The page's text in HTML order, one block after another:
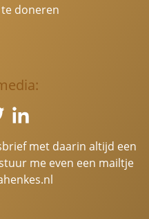
doneren
met daarin altijd een
me even een mailtje